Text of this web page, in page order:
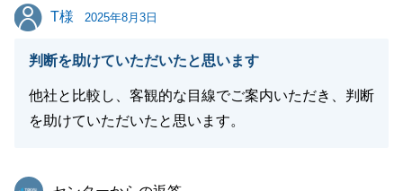
T様
T様 2025年8月3日
判断を助けていただいたと思います
他社と比較し、客観的な目線でご案内いただき、判断
を助けていただいたと思います。
東急リバブル